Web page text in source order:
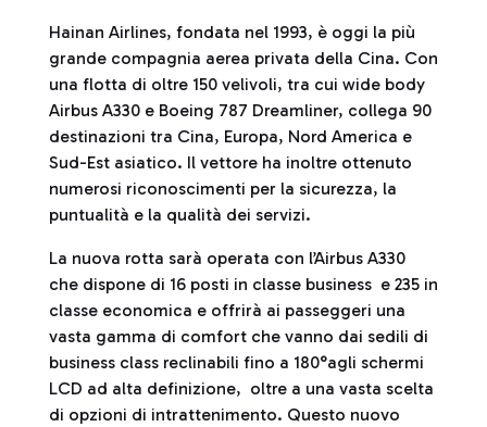
Hainan Airlines, fondata nel 1993, è oggi la più
grande compagnia aerea privata della Cina. Con
una flotta di oltre 150 velivoli, tra cui wide body
Airbus A330 e Boeing 787 Dreamliner, collega 90
destinazioni tra Cina, Europa, Nord America e
Sud-Est asiatico. Il vettore ha inoltre ottenuto
numerosi riconoscimenti per la sicurezza, la
puntualità e la qualità dei servizi.
La nuova rotta sarà operata con l’Airbus A330
che dispone di 16 posti in classe business e 235 in
classe economica e offrirà ai passeggeri una
vasta gamma di comfort che vanno dai sedili di
business class reclinabili fino a 180°agli schermi
LCD ad alta definizione, oltre a una vasta scelta
di opzioni di intrattenimento. Questo nuovo